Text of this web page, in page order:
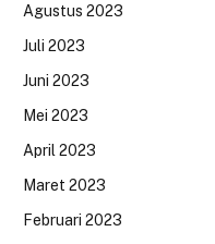
Agustus 2023
Juli 2023
Juni 2023
Mei 2023
April 2023
Maret 2023
Februari 2023